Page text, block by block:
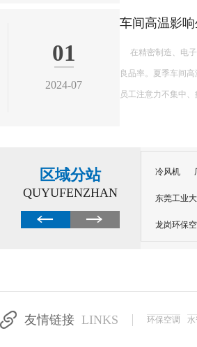
车间高温影响生产？工业节…
在精密制造、电子加工、五金生产等行业，车间
良品率。夏季车间高温环境下，精密设备易受热变
员工注意力不集中、疲劳乏力，大幅降低生产效率，
区域分站
QUYUFENZHAN
冷风机
东莞工业
龙岗环保
友情链接 LINKS 环保空调